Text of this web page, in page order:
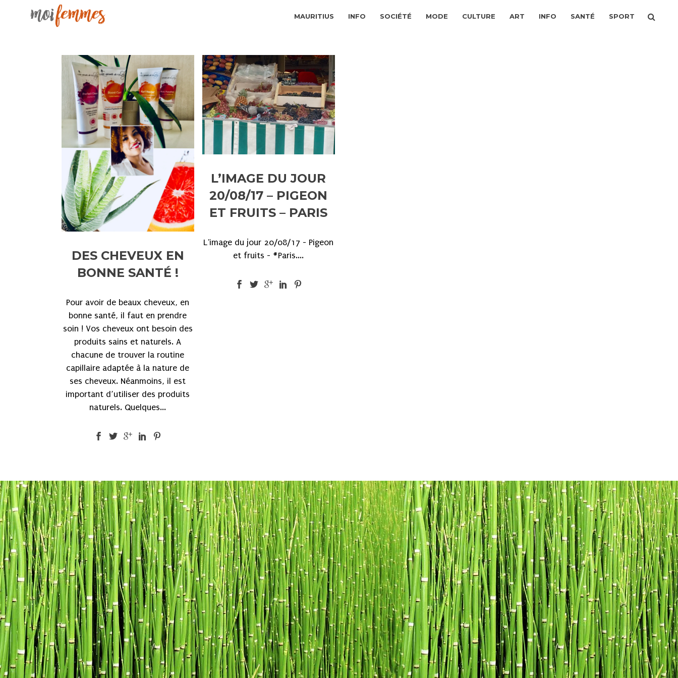
MAURITIUS INFO SOCIÉTÉ MODE CULTURE ART INFO SANTÉ SPORT
DES CHEVEUX EN
BONNE SANTÉ !
Pour avoir de beaux cheveux, en
bonne santé, il faut en prendre
soin ! Vos cheveux ont besoin des
produits sains et naturels. A
chacune de trouver la routine
capillaire adaptée à la nature de
ses cheveux. Néanmoins, il est
important d’utiliser des produits
naturels. Quelques...
L’IMAGE DU JOUR
20/08/17 – PIGEON
ET FRUITS – PARIS
L'image du jour 20/08/17 - Pigeon
et fruits - #Paris....